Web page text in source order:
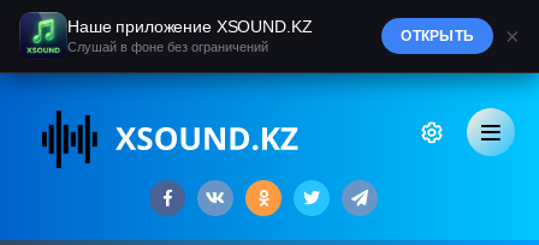
Наше приложение XSOUND.KZ
Слушай в фоне без ограничений
ОТКРЫТЬ ×